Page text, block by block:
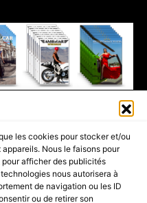
les cookies pour stocker et/ou
Nous le faisons pour
pour afficher des publicités
nous autorisera à
de navigation ou les ID
ou de retirer son
EDITOR - ADVERTISING
35 MAGAZINES
Voyages Contact